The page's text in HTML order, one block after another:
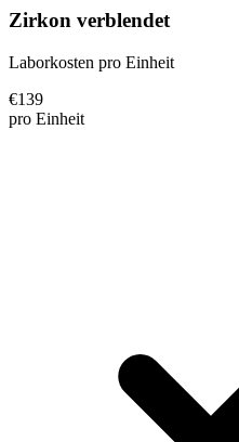
Zirkon verblendet
Laborkosten pro Einheit
€139
pro Einheit